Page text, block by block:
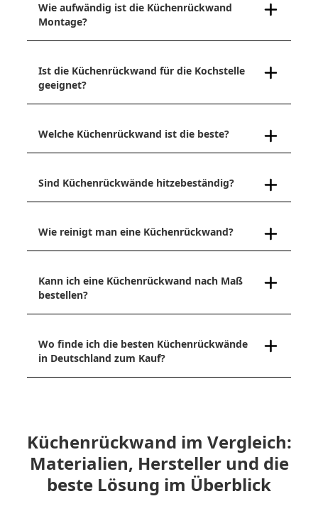
Wie aufwändig ist die Küchenrückwand
Montage?
Ist die Küchenrückwand für die Kochstelle
geeignet?
Welche Küchenrückwand ist die beste?
Sind Küchenrückwände hitzebeständig?
Wie reinigt man eine Küchenrückwand?
Kann ich eine Küchenrückwand nach Maß
bestellen?
Wo finde ich die besten Küchenrückwände
in Deutschland zum Kauf?
Küchenrückwand im Vergleich:
Materialien, Hersteller und die
beste Lösung im Überblick